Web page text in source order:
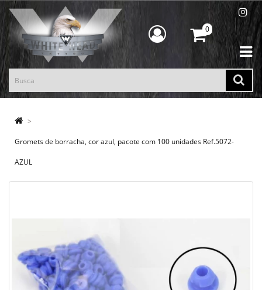
0
Gromets de borracha, cor azul, pacote com 100 unidades Ref.5072-
AZUL